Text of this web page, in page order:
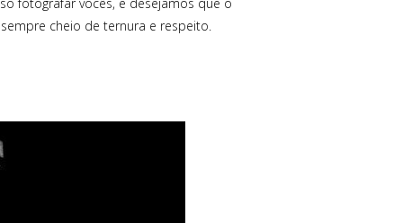
cheio de ternura e respeito.